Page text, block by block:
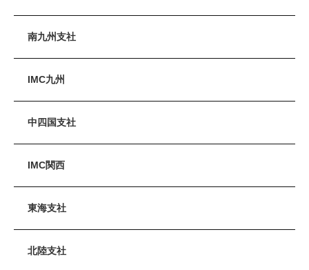
南九州支社
IMC九州
中四国支社
IMC関西
東海支社
北陸支社